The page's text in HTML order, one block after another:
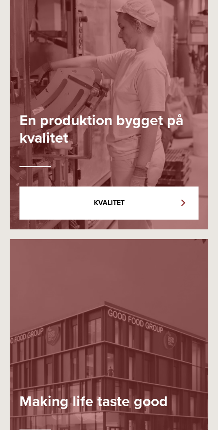
En produktion bygget på
kvalitet
KVALITET
Making life taste good